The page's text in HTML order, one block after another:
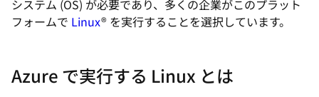
システム (OS) が必要であり、多くの企業がこのプラット
フォームで Linux® を実行することを選択しています。
Azure で実行する Linux とは